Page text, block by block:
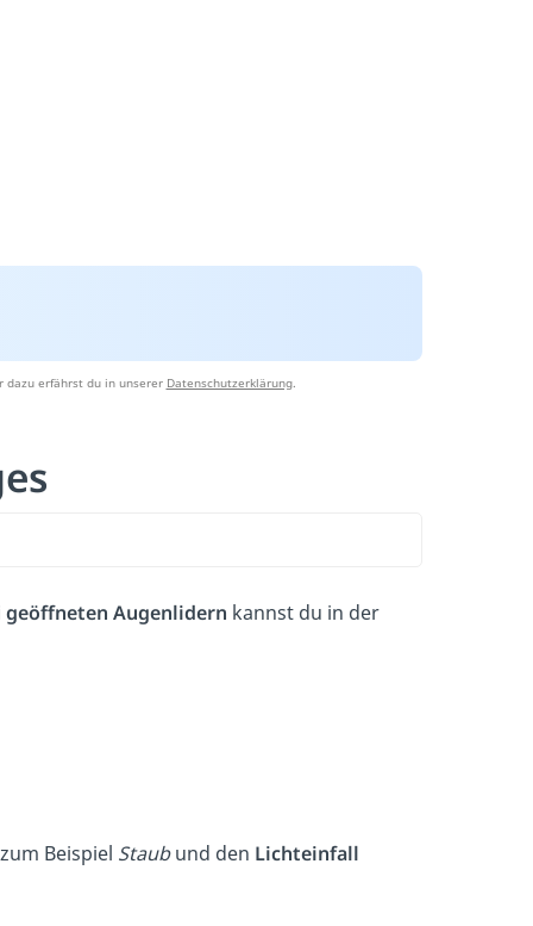
dazu erfährst du in unserer Datenschutzerklärung.
geöffneten Augenlidern kannst du in der
Beispiel Staubund den Lichteinfall